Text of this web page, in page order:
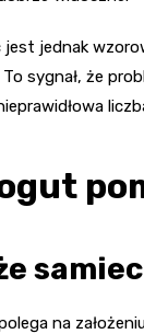
jest jednak
sygnał, że
na